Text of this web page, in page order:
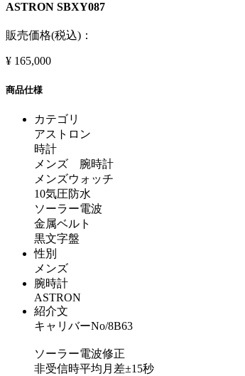
ASTRON SBXY087
販売価格(税込)：
¥ 165,000
商品仕様
カテゴリ
アストロン
時計
メンズ 腕時計
メンズウォッチ
10気圧防水
ソーラー電波
金属ベルト
黒文字盤
性別
メンズ
腕時計
ASTRON
紹介文
キャリバーNo/8B63
ソーラー電波修正
非受信時平均月差±15秒